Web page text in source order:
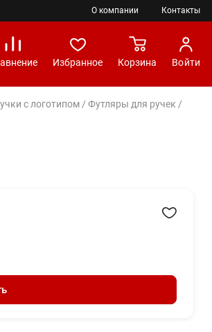
О компании Контакты
Избранное Корзина Войти
с логотипом /Футляры для ручек /